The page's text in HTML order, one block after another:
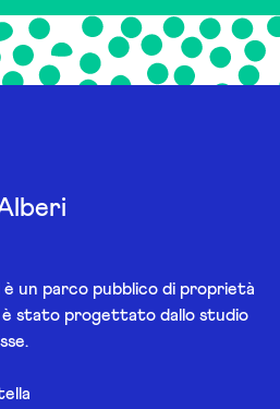
è un parco pubblico di proprietà
è stato progettato dallo studio